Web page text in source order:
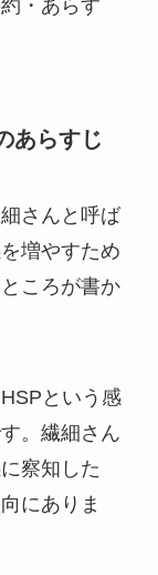
・あらす
あらすじ
さんと呼ば
増やすため
ころが書か
という感
。繊細さん
察知した
にありま